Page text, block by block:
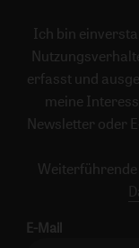
Ich bin
erfasst und
meine
Newsletter oder
E-Mail